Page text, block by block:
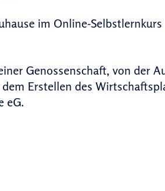
im Online-Selbstlernkurs
Genossenschaft, von der
Erstellen des
eG.